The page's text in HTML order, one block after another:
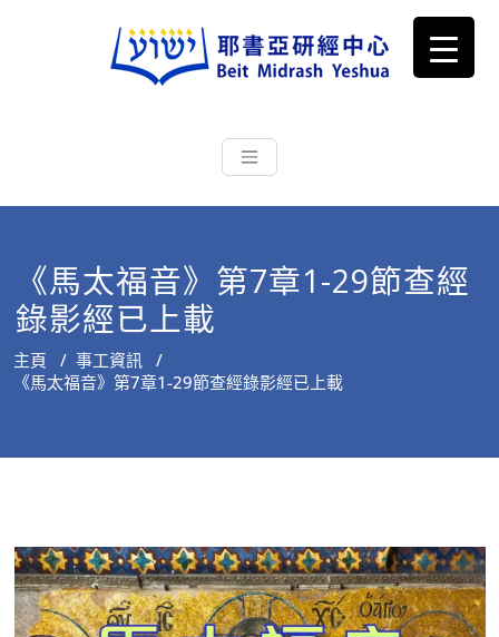
耶書亞研經中心
根源明白聖經，成為更好的門徒
《馬太福音》第7章1-29節查經
錄影經已上載
主頁 / 事工資訊 /
《馬太福音》第7章1-29節查經錄影經已上載